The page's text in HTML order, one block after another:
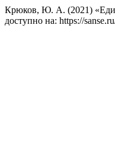
Крюков, Ю. А. (2021)
доступно на: https://